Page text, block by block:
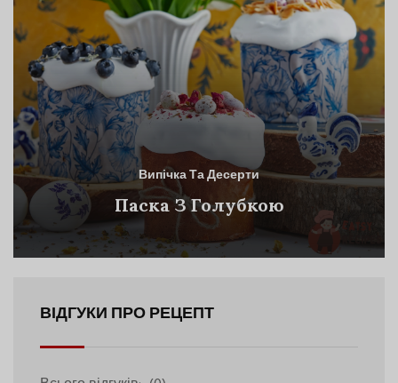
Випічка Та Десерти
Паска З Голубкою
ВІДГУКИ ПРО РЕЦЕПТ